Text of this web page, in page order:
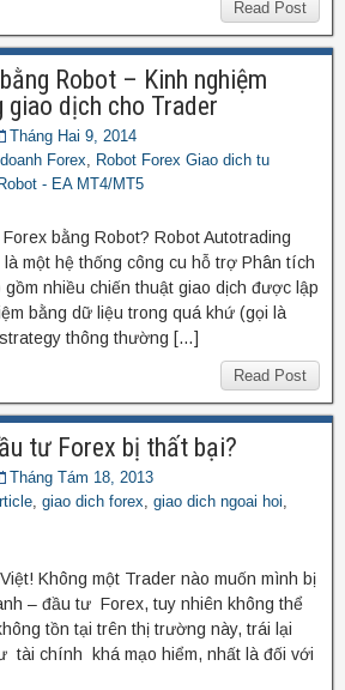
Read Post
Robot – Kinh nghiệm
giao dịch cho Trader
Tháng Hai 9, 2014
Forex
Robot Forex Giao dich tu
- EA MT4/MT5
bằng Robot? Robot Autotrading
một hệ thống công cu hỗ trợ Phân tích
gồm nhiều chiến thuật giao dịch được lập
bằng dữ liệu trong quá khứ (gọi là
thông thường […]
Read Post
tư Forex bị thất bại?
Tháng Tám 18, 2013
giao dich forex giao dich ngoai hoi
Không một Trader nào muốn mình bị
– đầu tư Forex, tuy nhiên không thể
tồn tại trên thị trường này, trái lại
tài chính khá mạo hiểm, nhất là đối với